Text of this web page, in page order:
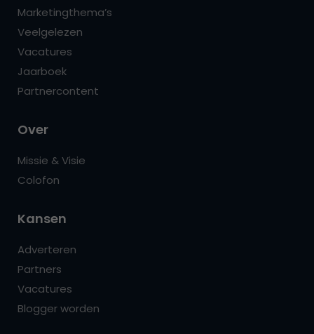
Marketingthema’s
Veelgelezen
Vacatures
Jaarboek
Partnercontent
Over
Missie & Visie
Colofon
Kansen
Adverteren
Partners
Vacatures
Blogger worden